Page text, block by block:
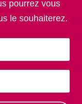
pourrez vous
le souhaiterez.